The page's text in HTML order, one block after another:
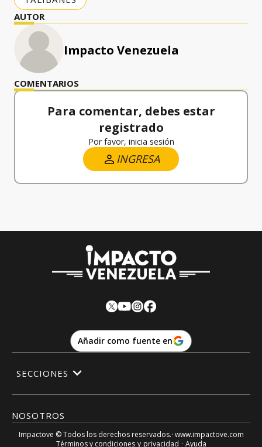
AUTOR
Impacto Venezuela
COMENTARIOS
Para comentar, debes estar
registrado
Por favor, inicia sesión
INGRESA
Añadir como fuente en
NOSOTROS
SECCIONES
Impactove © Todos los derechos reservados.· www.impactove.com
Términos y condiciones y privacidad · Ayuda